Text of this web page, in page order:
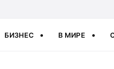
БИЗНЕС В МИРЕ